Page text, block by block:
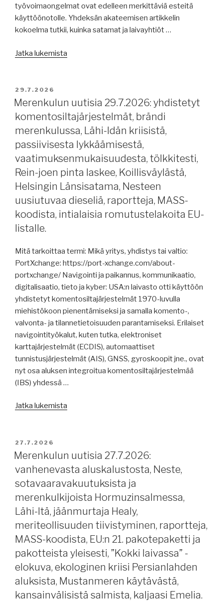
joen
vedenpinta,
kynnyskysymys,
koalitio
Punaiselle
merelle,
sotavaaravakuutuksista
JWC,
El
Nino,
öljyä
Ilmarisesta,
Colorado-
joen
työvoimaongelmat ovat edelleen merkittäviä esteitä
käyttöönotolle. Yhdeksän akateemisen artikkelin
kokoelma tutkii, kuinka satamat ja laivayhtiöt …
Jatka lukemista
seitsemän
stressin
aihetta,
säiliöalusmarkkinoista,
Finnlines,
Wallenius
SOL,
irtolastimarkkinoista,
Rein,
Idän
salmien
käytön
maksullisuudesta,
Koillisväylästä,
ruumien
korroosionestosta,
raportteja,
PSC:stä,
sotavaara-
alue
laajenee,
Tallink
Line
JULKAISTU
29.7.2026
Merenkulun uutisia 29.7.2026: yhdistetyt
komentosiltajärjestelmät, brändi
merenkulussa, Lähi-Idän kriisistä,
passiivisesta lykkäämisestä,
vaatimuksenmukaisuudesta, tölkkitesti,
Rein-joen pinta laskee, Koillisväylästä,
Helsingin Länsisatama, Nesteen
uusiutuvaa dieseliä, raportteja, MASS-
koodista, intialaisia romutustelakoita EU-
listalle.
Mitä tarkoittaa termi: Mikä yritys, yhdistys tai valtio:
PortXchange: https://port-xchange.com/about-
portxchange/ Navigointi ja paikannus, kommunikaatio,
digitalisaatio, tieto ja kyber: USA:n laivasto otti käyttöön
yhdistetyt komentosiltajärjestelmät 1970-luvulla
miehistökoon pienentämiseksi ja samalla komento-,
valvonta- ja tilannetietoisuuden parantamiseksi. Erilaiset
navigointityökalut, kuten tutka, elektroniset
karttajärjestelmät (ECDIS), automaattiset
tunnistusjärjestelmät (AIS), GNSS, gyroskoopit jne., ovat
nyt osa aluksen integroitua komentosiltajärjestelmää
(IBS) yhdessä …
Jatka lukemista
komentosiltajärjestelmät,
brändi
Lähi-
Idän
kriisistä,
passiivisesta
lykkäämisestä,
vaatimuksenmukaisuudesta,
tölkkitesti,
Rein-
joen
pinta
JULKAISTU
27.7.2026
Merenkulun uutisia 27.7.2026:
vanhenevasta aluskalustosta, Neste,
sotavaaravakuutuksista ja
merenkulkijoista Hormuzinsalmessa,
Lähi-Itä, jäänmurtaja Healy,
meriteollisuuden tiivistyminen, raportteja,
MASS-koodista, EU:n 21. pakotepaketti ja
pakotteista yleisesti, ”Kokki laivassa” -
elokuva, ekologinen kriisi Persianlahden
aluksista, Mustanmeren käytävästä,
kansainvälisistä salmista, kaljaasi Emelia.